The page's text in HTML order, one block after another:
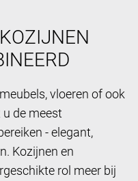
vloeren of ook
de meest
- elegant,
Kozijnen en
rol meer bij